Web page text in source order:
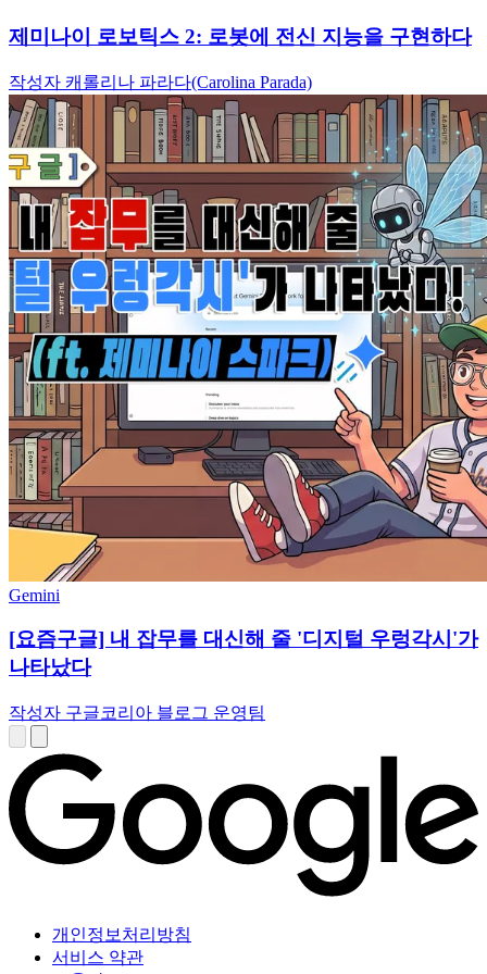
제미나이 로보틱스 2: 로봇에 전신 지능을 구현하다
작성자 캐롤리나 파라다(Carolina Parada)
Gemini
[요즘구글] 내 잡무를 대신해 줄 '디지털 우렁각시'가
나타났다
작성자 구글코리아 블로그 운영팀
개인정보처리방침
서비스 약관